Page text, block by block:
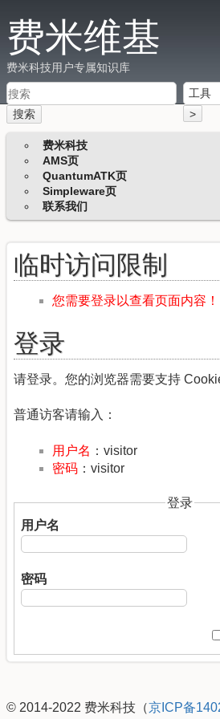
费米维基
费米科技用户专属知识库
搜索 >
费米科技
AMS页
QuantumATK页
Simpleware页
联系我们
临时访问限制
您需要登录以查看页面内容！
登录
请登录。您的浏览器需要支持
普通访客请输入：
用户名 ：visitor
密码 ：visitor
登录
用户名
密码
© 2014-2022 费米科技（京ICP备